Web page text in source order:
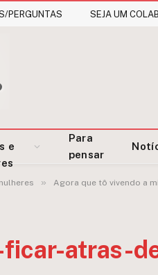
PERGUNTAS SEJA UM
e
Para
pensar
» Agora que tô vivendo a
atras-